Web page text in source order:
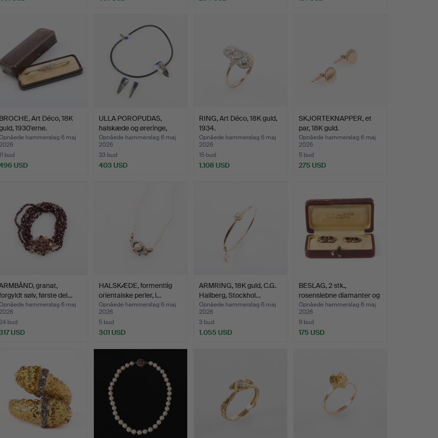
Art Déco, 18K
1930'erne.
hammerslag 6 maj
bud
USD
ULLA POROPUDAS,
halskæde og øreringe,
sølv…
Opnåede hammerslag 6 maj
2026
33 bud
403 USD
RING, Art Déco, 18K guld,
1934.
Opnåede hammerslag 6 maj
2026
15 bud
1.108 USD
SKJORTEKNAPPER, et
par, 18K guld.
Opnåede hammerslag 6 maj
2026
5 bud
275 USD
granat,
sølv, første del…
hammerslag 6 maj
bud
USD
HALSKÆDE, formentlig
orientalske perler, l…
Opnåede hammerslag 6 maj
2026
5 bud
301 USD
ARMRING, 18K guld, C.G.
Hallberg, Stockhol…
Opnåede hammerslag 6 maj
2026
3 bud
1.055 USD
BESLAG, 2 stk.,
rosenslebne diamanter og
g…
Opnåede hammerslag 6 maj
2026
9 bud
175 USD